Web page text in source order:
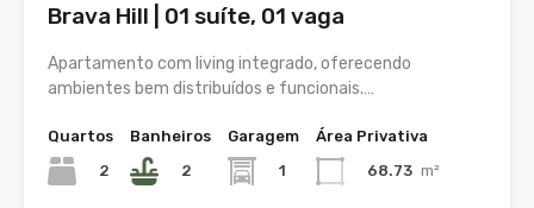
Brava Hill | 01 suíte, 01 vaga
Apartamento com living integrado, oferecendo
ambientes bem distribuídos e funcionais.…
Quartos
2
Banheiros
2
Garagem
1
Área Privativa
68.73 m²